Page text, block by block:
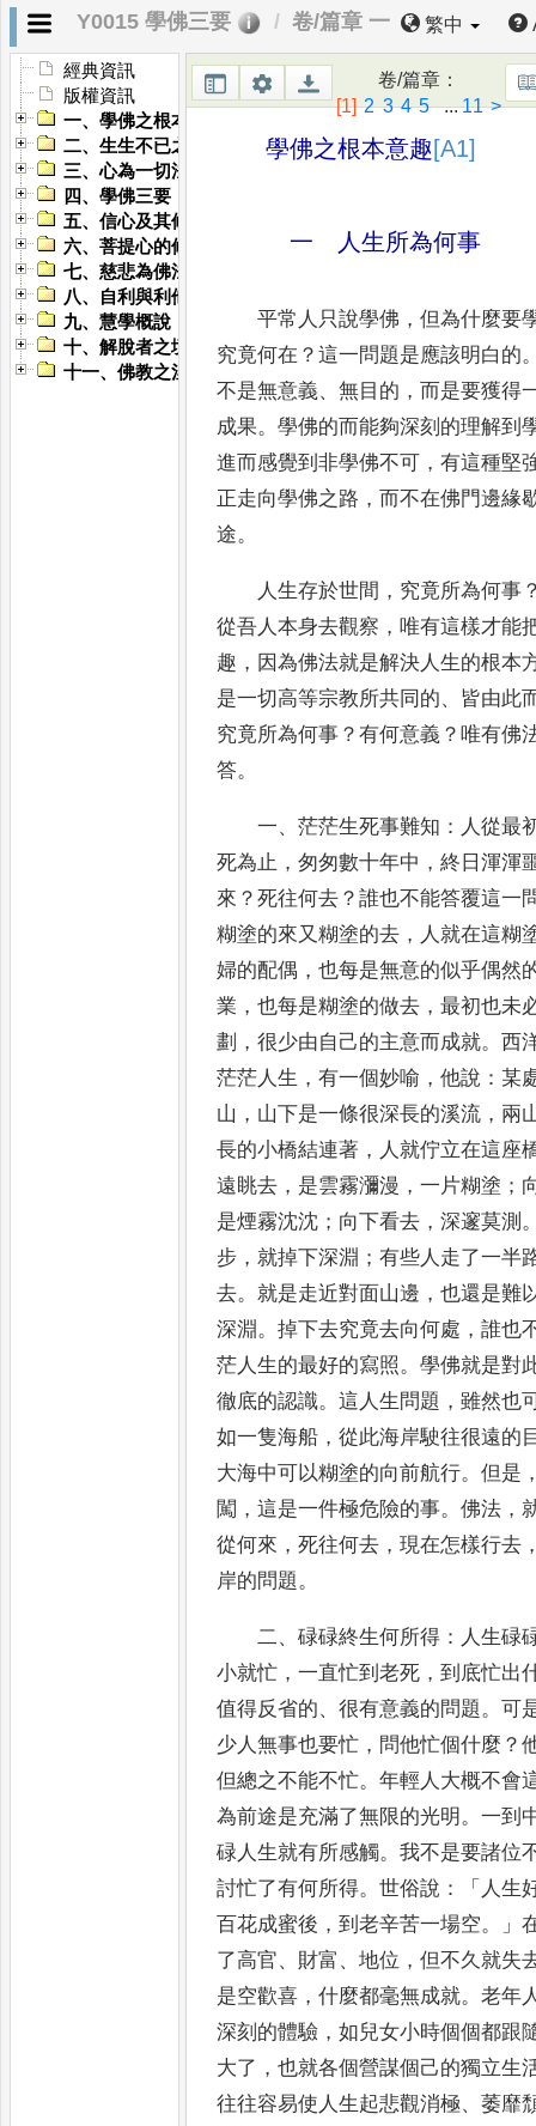
Y0015 學佛三要 卷/篇章 一 繁中
經典資訊
版權資訊
一、學佛之根本意趣
二、生生不已之流
三、心為一切法的主導者
四、學佛三要
五、信心及其修學
六、菩提心的修習次第
七、慈悲為佛法宗本
八、自利與利他
九、慧學概說
十、解脫者之境界
十一、佛教之涅槃觀
卷/篇章 ：
[1] 2 3 4 5...11 >
學佛之根本意趣[A1]
一 人生所為何事
平常人只說學佛 ，但為什麼要
究竟何在 ？這一問題是應該明白的
不是無意義、無目的 ，而是要獲得
成果。學佛的而能夠深刻的理解到
進而感覺到非學佛不可 ，有這種堅
正走向學佛之路 ，而不在佛門邊緣
途。
人生存於世間 ， 究竟所為何事
從吾人本身去觀察 ， 唯有這樣才能
趣 ， 因為佛法就是解決人生的根本
是一切高等宗教所共同的、 皆由此
究竟所為何事 ？有何意義 ？ 唯有佛
答。
一、茫茫生死事難知 ： 人從最
死為止 ，匆匆數十年中 ，終 日渾渾
來 ？死往何去 ？誰也不能答覆這一
糊塗的來又糊塗的去 ， 人就在這糊
婦的配偶 ，也每是無意的似乎偶然
業 ，也每是糊塗的做去 ，最初也未
劃 ，很少由自己的主意而成就。西
茫茫人生 ，有一個妙喻 ，他說 ：某
山 ， 山下是一條很深長的溪流 ， 兩
長的小橋結連著 ， 人就佇立在這座
遠眺去 ， 是雲霧瀰漫 ，一片糊塗 ；
是煙霧沈沈 ； 向下看去 ，深邃莫測
步 ， 就掉下深淵 ；有些人走了一半
去。 就是走近對面山邊 ，也還是難
深淵 。掉下去究竟去向何處 ，誰也
茫人生的最好的寫照 。學佛就是對
徹底的認識。這人生問題 ，雖然也
如一隻海船 ，從此海岸駛往很遠的
大海中可以糊塗的向前航行。但是
闖 ，這是一件極危險的事。佛法 ，
從何來 ，死往何去 ，現在怎樣行去
岸的問題 。
二 、碌碌終生何所得 ： 人生碌
小就忙 ，一直忙到老死 ，到 底忙出
值得反省的、很有意義的問題 。可
少 人無事也要忙 ， 問他忙個什麼 ？
但總之不能不忙。年輕人大概不會
為前途是充滿了無限的光明 。一到
碌人生就有所感觸。我不是要諸位
討忙了有何所得。世俗說 ： 「 人生
百花成蜜後 ，到老辛苦一場空。」
了高官、 財富 、地位 ，但不久就失
是空歡喜 ，什麼都毫無成就。老年
深刻的體驗 ，如兒女小時個個都跟
大了 ，也就各個營謀個己的獨立生
往往容易使人生起悲觀消極、萎靡